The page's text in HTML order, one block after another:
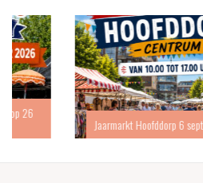
Jaarmarkt Hoofddorp 6 september 2026